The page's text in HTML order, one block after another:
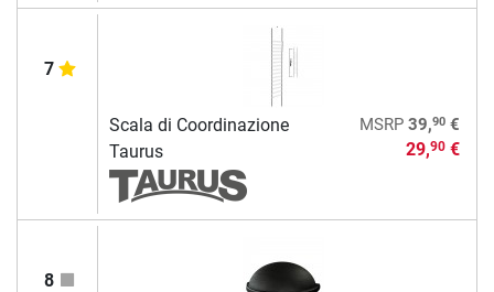
7
Scala di Coordinazione
Taurus
MSRP 39,90€
29,90€
8